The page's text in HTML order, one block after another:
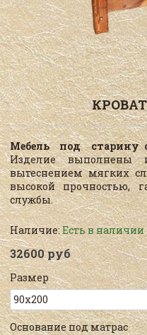
Мебель под старину
Изделие выполнены
вытеснением мягких
высокой прочностью,
службы.
Наличие:Есть в наличии
32600 руб
Размер
Основание под матрас